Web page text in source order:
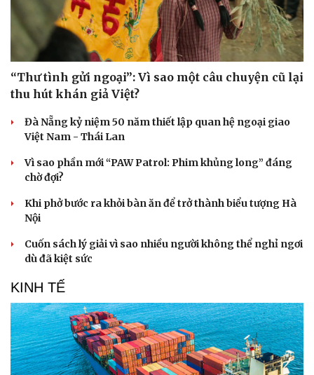
“Thư tình gửi ngoại”: Vì sao một câu chuyện cũ lại
thu hút khán giả Việt?
Đà Nẵng kỷ niệm 50 năm thiết lập quan hệ ngoại giao
Việt Nam - Thái Lan
Vì sao phần mới “PAW Patrol: Phim khủng long” đáng
chờ đợi?
Khi phở bước ra khỏi bàn ăn để trở thành biểu tượng Hà
Nội
Cuốn sách lý giải vì sao nhiều người không thể nghỉ ngơi
dù đã kiệt sức
KINH TẾ